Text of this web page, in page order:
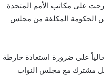
على مكاتب الأمم المتحدة
الحكومة المكلفة من مجلس
على ضرورة استعادة خارطة
عامل مشترك مع مجلس النواب